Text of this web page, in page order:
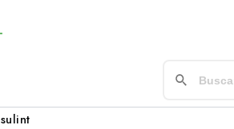
sulint